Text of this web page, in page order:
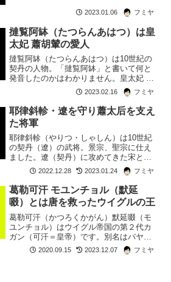
の枠にとらわれず、広大なモンゴル平
原、満洲地方、中原を支配したユーラシ
アの帝国でした。後の...
2023.01.06 フミヤ
撻覧阿缽（たつらんあはつ）は皇
太妃 蕭胡輦の愛人
撻覧阿缽（たつらんあはつ）は10世紀の
契丹の人物。「撻覧阿缽」と書いて何と
発音したのかはわかりません。皇太妃 蕭
胡輦（しょう・これん）の恋人です。蕭
胡輦は5代皇帝 景宗 耶律明扆（やりつ・
めいい）の叔母でもあり義理の姉になる
人物。 蕭胡輦は...
2023.02.16 フミヤ
耶律斜軫・遼を守り蕭太后を支え
た将軍
耶律斜軫（やりつ・しゃしん）は10世紀
の契丹（遼）の武将。景宗、聖宗に仕え
ました。遼（契丹）に攻めてきた宋との
戦いでは何度も宋を撃退しています。聖
宗が皇帝になったときは12歳と幼く。蕭
太后が摂政になりました。このとき韓徳
讓とともに蕭太后を支...
2022.12.28 2023.01.24 フミヤ
葛勒可汗 モユンチョル（默延
啜）とは唐を救ったウイグルの王
葛勒可汗（かつろくかがん）默延啜（モ
ユンチョル）はウイグル帝国の第２代カ
ガン（可汗＝皇帝）です。別名はバヤン
チョル。即位後、葛勒可汗（かつろくか
がん、ゲレイカガン）と名乗りました。
2020.09.15 2023.12.07 フミヤ